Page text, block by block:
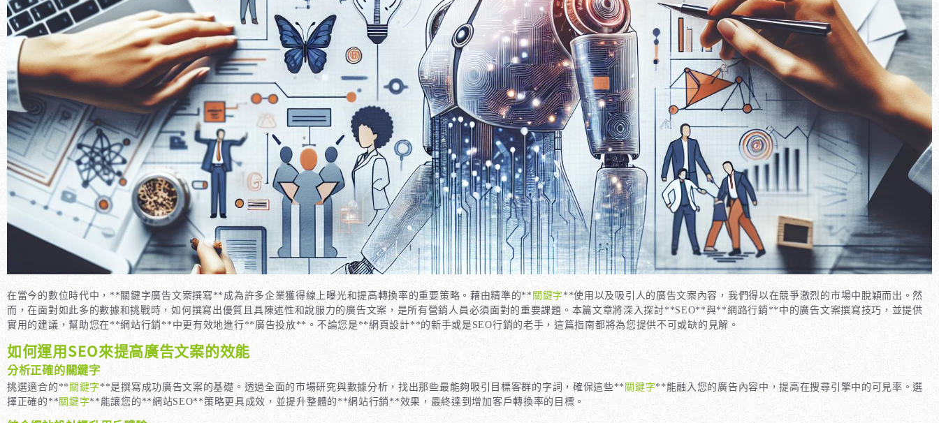
在當今的數位時代中，**關鍵字廣告文案撰寫**成為許多企業獲得線上曝光和提高轉換率的重要策略。藉由精準的** 關鍵字**使用以及吸引人的廣告文案內容，我們得以在競爭激烈的市場中脫穎而出。然
而，在面對如此多的數據和挑戰時，如何撰寫出優質且具陳述性和說服力的廣告文案，是所有營銷人員必須面對的重要課題。本篇文章將深入探討**SEO**與**網路行銷**中的廣告文案撰寫技巧，並提供
實用的建議，幫助您在**網站行銷**中更有效地進行**廣告投放**。不論您是**網頁設計**的新手或是SEO行銷的老手，這篇指南都將為您提供不可或缺的見解。
如何運用SEO來提高廣告文案的效能
分析正確的關鍵字
挑選適合的** 關鍵字**是撰寫成功廣告文案的基礎。透過全面的市場研究與數據分析，找出那些最能夠吸引目標客群的字詞，確保這些** 關鍵字**能融入您的廣告內容中，提高在搜尋引擎中的可見率。選
擇正確的** 關鍵字**能讓您的**網站SEO**策略更具成效，並提升整體的**網站行銷**效果，最終達到增加客戶轉換率的目標。